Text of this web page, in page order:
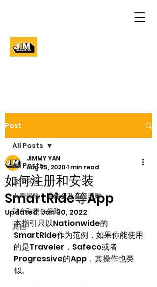
Post
All Posts
医疗保险
人寿保险，退休金及基金理财
财产和责任保险
其他
All Posts
如何注册和安装
SmartRide等App
JIMMY YAN
Aug 25, 20201 min read
Updated:Jan 30, 2022
本指引只以Nationwide的
SmartRide作为范例，如果你能使用
的是Traveler，Safeco或者
Progressive的App，其操作也类
似。